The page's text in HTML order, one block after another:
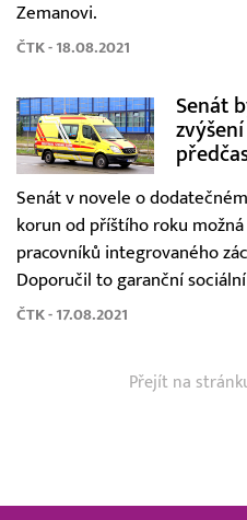
Zemanovi.
ČTK - 18.08.2021
Senát
Senát v novele o
korun od příštího roku
pracovníků integrovaného
Doporučil to garanční
ČTK - 17.08.2021